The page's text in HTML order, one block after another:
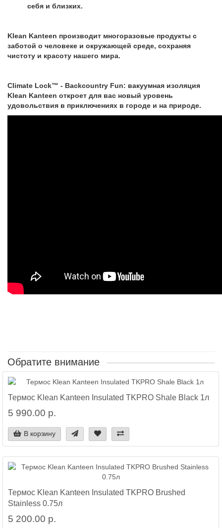
себя и близких.
Klean Kanteen производит многоразовые продукты с
заботой о человеке и окружающей среде, сохраняя
чистоту и красоту нашего мира.
Climate Lock™ - Backcountry Fun: вакуумная изоляция
Klean Kanteen откроет для вас новый уровень
удовольствия в приключениях в городе и на природе.
Обратите внимание
Термос Klean Kanteen Insulated TKPRO Shale Black 1л
5 990.00 р.
В корзину
Термос Klean Kanteen Insulated TKPRO Brushed
Stainless 0.75л
5 200.00 р.